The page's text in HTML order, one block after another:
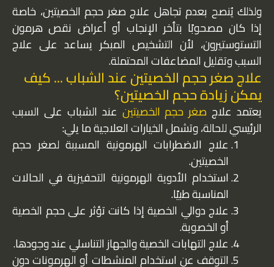
ولذلك يُنصح بعدم تجاهل علاج صغر حجم الخصيتين، خاصة
إذا كان مصحوبًا بتأخر الإنجاب أو أعراض نقص هرمون
التستوستيرون، لأن التشخيص المبكر يساعد على علاج
السبب وتقليل المضاعفات المحتملة.
علاج صغر حجم الخصيتين عند الشباب ... كيف
يمكن زيادة حجم الخصيتين؟
يعتمد علاج صغر حجم الخصيتين عند الشباب على السبب
الرئيسي للحالة، وتشمل الخيارات العلاجية ما يلي:
علاج الاضطرابات الهرمونية المسببة لصغر حجم
الخصيتين.
استخدام الأدوية الهرمونية التحفيزية في الحالات
المناسبة طبيًا.
علاج دوالي الخصية إذا كانت تؤثر على حجم الخصية
أو الخصوبة.
علاج التهابات الخصية والجهاز التناسلي عند وجودها.
التوقف عن استخدام المنشطات أو الهرمونات دون